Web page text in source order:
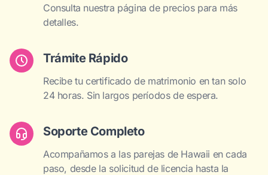
Consulta nuestra página de precios para más
detalles.
Trámite Rápido
Recibe tu certificado de matrimonio en tan solo
24 horas. Sin largos períodos de espera.
Soporte Completo
Acompañamos a las parejas de Hawaii en cada
paso, desde la solicitud de licencia hasta la